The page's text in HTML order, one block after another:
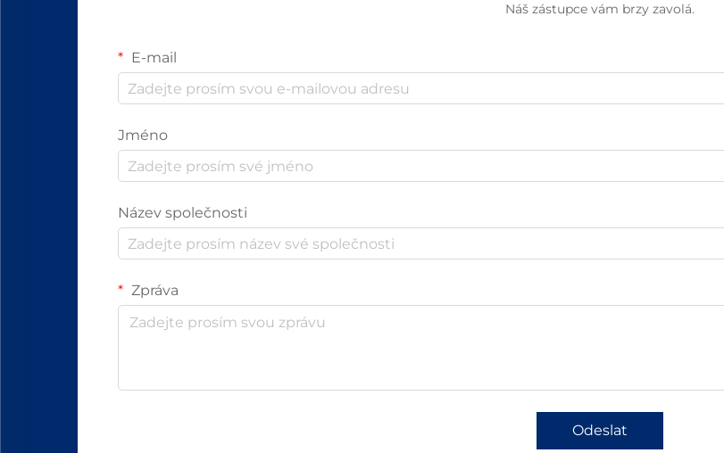
Náš zástupce vám brzy zavolá.
E-mail
Jméno
Název společnosti
Zpráva
Odeslat